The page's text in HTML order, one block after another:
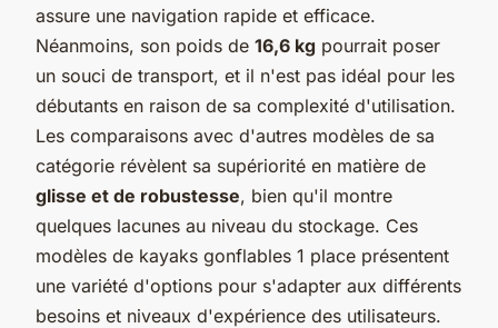
assure une navigation rapide et efficace.
Néanmoins, son poids de 16,6 kg pourrait poser
un souci de transport, et il n'est pas idéal pour les
débutants en raison de sa complexité d'utilisation.
Les comparaisons avec d'autres modèles de sa
catégorie révèlent sa supériorité en matière de
glisse et de robustesse, bien qu'il montre
quelques lacunes au niveau du stockage. Ces
modèles de kayaks gonflables 1 place présentent
une variété d'options pour s'adapter aux différents
besoins et niveaux d'expérience des utilisateurs.